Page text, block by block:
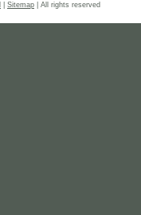
Sitemap | All rights reserved